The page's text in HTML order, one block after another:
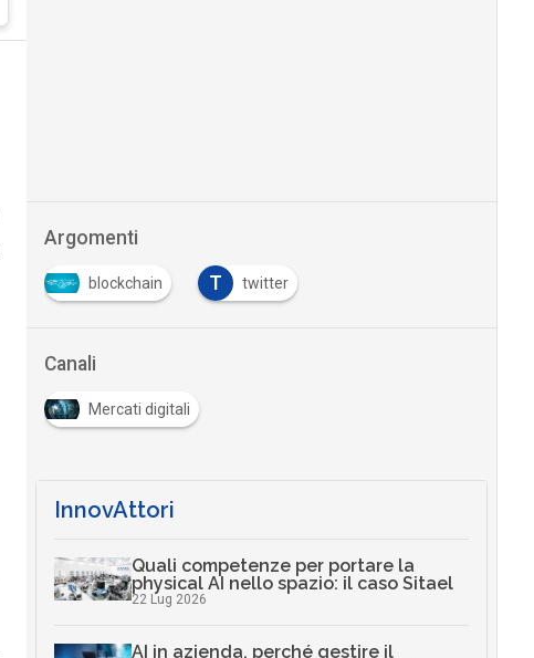
Argomenti
blockchain T twitter
Canali
Mercati digitali
InnovAttori
Quali competenze per portare la
physical AI nello spazio: il caso Sitael
22 Lug 2026
AI in azienda, perché gestire il